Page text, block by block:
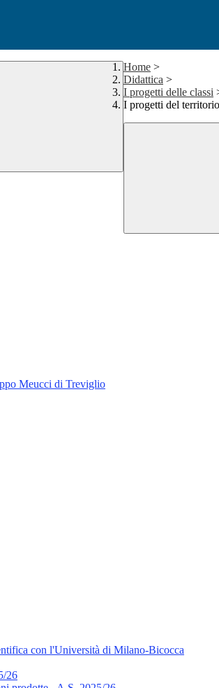
Home >
Didattica >
I progetti delle classi
I progetti del territorio
Meucci di Treviglio
con l'Università di Milano-Bicocca
26